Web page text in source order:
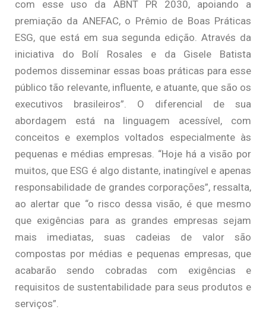
com esse uso da ABNT PR 2030, apoiando a
premiação da ANEFAC, o Prêmio de Boas Práticas
ESG, que está em sua segunda edição. Através da
iniciativa do Bolí Rosales e da Gisele Batista
podemos disseminar essas boas práticas para esse
público tão relevante, influente, e atuante, que são os
executivos brasileiros”. O diferencial de sua
abordagem está na linguagem acessível, com
conceitos e exemplos voltados especialmente às
pequenas e médias empresas. “Hoje há a visão por
muitos, que ESG é algo distante, inatingível e apenas
responsabilidade de grandes corporações”, ressalta,
ao alertar que “o risco dessa visão, é que mesmo
que exigências para as grandes empresas sejam
mais imediatas, suas cadeias de valor são
compostas por médias e pequenas empresas, que
acabarão sendo cobradas com exigências e
requisitos de sustentabilidade para seus produtos e
serviços”.